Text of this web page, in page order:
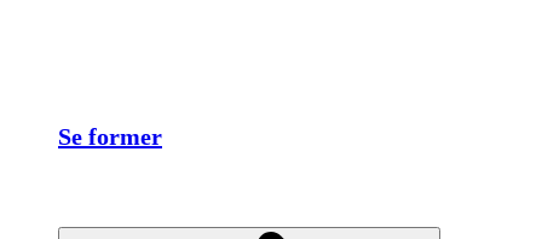
Se former